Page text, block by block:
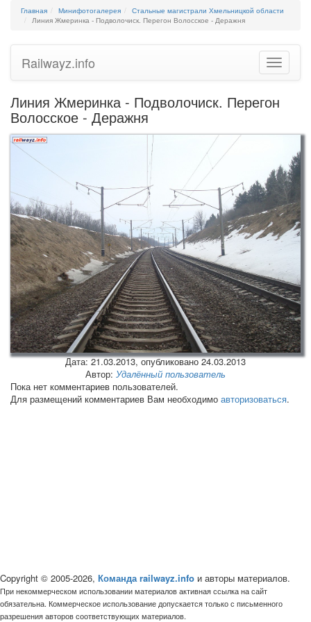
Главная Минифотогалерея
Стальные магистрали Хмельницкой области
Линия Жмеринка - Подволочиск. Перегон Волосское - Деражня
Toggle
Railwayz.info
Линия Жмеринка - Подволочиск. Перегон
Волосское - Деражня
Дата:21.03.2013, опубликовано 24.03.2013
Автор: Удалённый пользователь
Пока нет комментариев пользователей.
Для размещений комментариев Вам необходимо авторизоваться.
Copyright © 2005-2026, Команда railwayz.info и авторы материалов.
При некоммерческом использовании материалов активная ссылка на сайт
обязательна. Коммерческое использование допускается только с письменного
разрешения авторов соответствующих материалов.